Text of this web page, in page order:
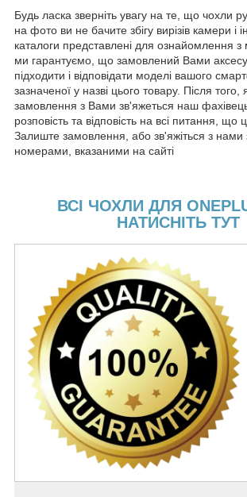
Будь ласка зверніть увагу на те, що чохли
на фото ви не бачите збігу вирізів камери і
каталоги представлені для ознайомлення
ми гарантуємо, що замовлений Вами
підходити і відповідати моделі вашого
зазначеної у назві цього товару. Після
замовлення з Вами зв'яжеться наш
розповість та відповість на всі питання, що
Залиште замовлення, або зв'яжіться з нами
номерами, вказаними на сайті
ВСІ ЧОХЛИ ДЛЯ
НАТИСНІТЬ ТУТ